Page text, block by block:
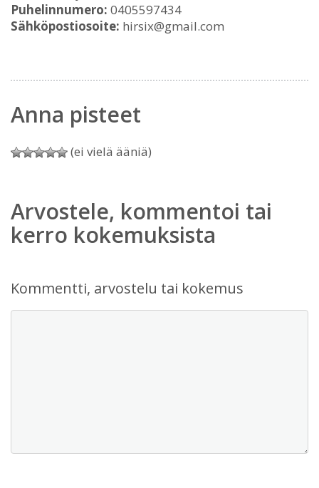
Puhelinnumero: 0405597434
Sähköpostiosoite: hirsix@gmail.com
Anna pisteet
(ei vielä ääniä)
Arvostele, kommentoi tai
kerro kokemuksista
Kommentti, arvostelu tai kokemus